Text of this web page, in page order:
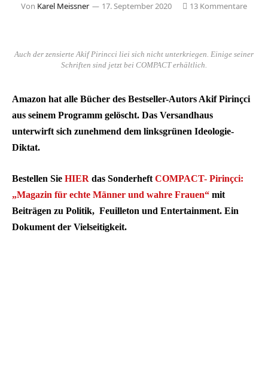
Von Karel Meissner 17. September 2020 13 Kommentare
Auch der zensierte Akif Pirincci liei sich nicht unterkriegen. Einige seiner
Schriften sind jetzt bei COMPACT erhältlich.
Amazon hat alle Bücher des Bestseller-Autors Akif Pirinçci
aus seinem Programm gelöscht. Das Versandhaus
unterwirft sich zunehmend dem linksgrünen Ideologie-
Diktat.
Bestellen Sie HIER das Sonderheft COMPACT- Pirinçci:
„Magazin für echte Männer und wahre Frauen“ mit
Beiträgen zu Politik, Feuilleton und Entertainment. Ein
Dokument der Vielseitigkeit.